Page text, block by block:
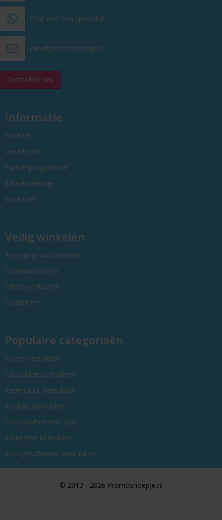
Chat met een specialist
info@promosnoepje.nl
Contacteer ons
Informatie
Contact
Levertijden
Partnerprogramma
Inhaakkalender
Vacatures
Veilig winkelen
Algemene voorwaarden
Cookieverklaring
Privacyverklaring
Disclaimer
Populaire categorieën
Snoep bedrukken
Chocolade bedrukken
Pepermunt bedrukken
Koekjes bedrukken
Snoeppotten met logo
Kauwgom bedrukken
Kerstgeschenken bedrukken
© 2013 - 2026 Promosnoepje.nl